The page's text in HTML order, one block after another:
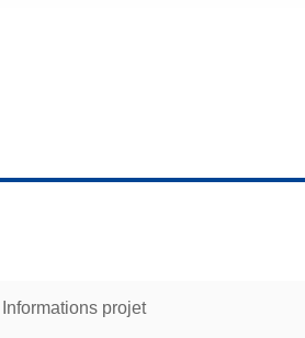
Informations projet